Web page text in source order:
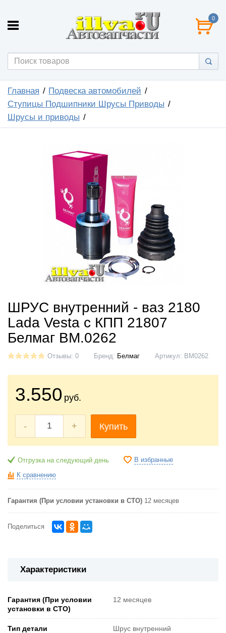
0
Главная
Подвеска автомобилей
Ступицы Подшипники Шрусы Приводы
Шрусы и приводы
ШРУС внутренний - ваз 2180
Lada Vesta с КПП 21807
Белмаг BM.0262
Отзывы: 0 Бренд: Белмаг Артикул: BM0262
3.550 руб.
- + Купить
Отгрузка на следующий день В избранные
К сравнению
Гарантия (При условии установки в СТО) 12 месяцев
Поделиться
Характеристики
Гарантия (При условии
установки в СТО)
12 месяцев
Тип детали Шрус внутренний